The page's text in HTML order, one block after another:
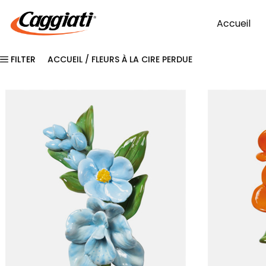
au
contenu
Accueil
FILTER ACCUEIL / FLEURS À LA CIRE PERDUE